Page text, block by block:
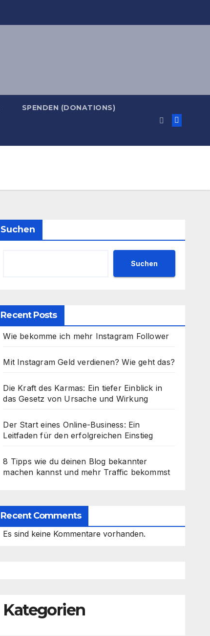
SPENDEN (DONATIONS)
Suchen
Suchen
Recent Posts
Wie bekomme ich mehr Instagram Follower
Mit Instagram Geld verdienen? Wie geht das?
Die Kraft des Karmas: Ein tiefer Einblick in
das Gesetz von Ursache und Wirkung
Der Start eines Online-Business: Ein
Leitfaden für den erfolgreichen Einstieg
8 Tipps wie du deinen Blog bekannter
machen kannst und mehr Traffic bekommst
Recent Comments
Es sind keine Kommentare vorhanden.
Kategorien